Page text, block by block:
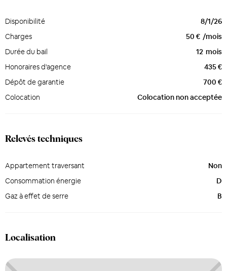
Disponibilité
8/1/26
Charges
50 € /mois
Durée du bail
12 mois
Honoraires d'agence
435 €
Dépôt de garantie
700 €
Colocation
Colocation non acceptée
Relevés techniques
Appartement traversant
Non
Consommation énergie
D
Gaz à effet de serre
B
Localisation